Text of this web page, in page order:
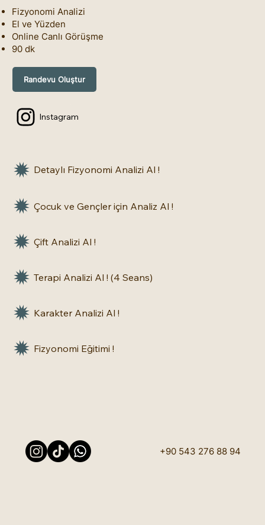
Fizyonomi Analizi
El ve Yüzden
Online Canlı Görüşme
90 dk
Randevu Oluştur
Instagram
Detaylı Fizyonomi Analizi Al !
Karakter Analizi Al !
Çocuk ve Gençler için Analiz Al !
Terapi Analizi Al ! (4 Seans)
Çift Analizi Al !
Fizyonomi Eğitimi !
+90 543 276 88 94